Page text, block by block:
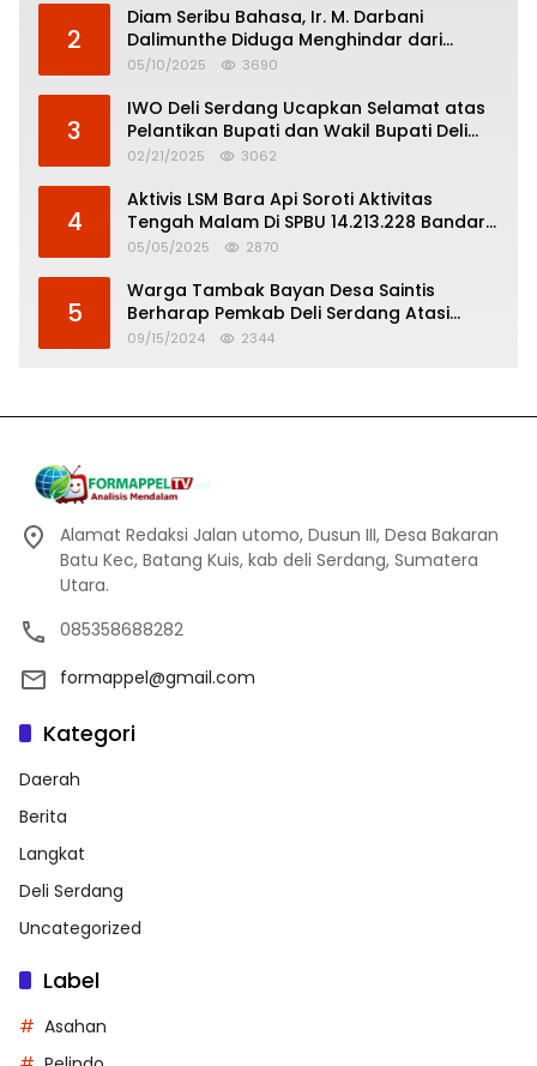
2
Diam Seribu Bahasa, Ir. M. Darbani
Dalimunthe Diduga Menghindar dari
Pertanggungjawaban Politik
05/10/2025 3690
3
IWO Deli Serdang Ucapkan Selamat atas
Pelantikan Bupati dan Wakil Bupati Deli
Serdang
02/21/2025 3062
4
Aktivis LSM Bara Api Soroti Aktivitas
Tengah Malam Di SPBU 14.213.228 Bandar
Tinggi
05/05/2025 2870
5
Warga Tambak Bayan Desa Saintis
Berharap Pemkab Deli Serdang Atasi
Banjir
09/15/2024 2344
Alamat Redaksi Jalan utomo, Dusun III, Desa Bakaran
Batu Kec, Batang Kuis, kab deli Serdang, Sumatera
Utara.
085358688282
formappel@gmail.com
Kategori
Daerah
Berita
Langkat
Deli Serdang
Uncategorized
Label
Asahan